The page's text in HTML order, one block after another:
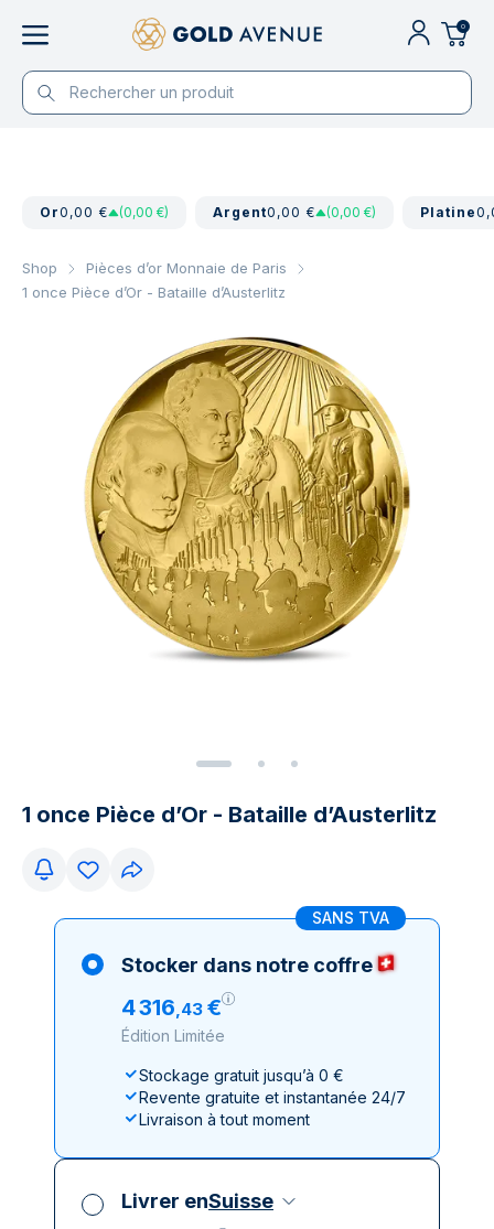
0
Or0,00 € (0,00 €) Argent0,00 € (0,00 €) Platine
Shop
Pièces d’or Monnaie de Paris
1 once Pièce d’Or - Bataille d’Austerlitz
1 once Pièce d’Or - Bataille d’Austerlitz
SANS TVA
Stocker dans notre coffre
4316,43 €
Édition Limitée
Stockage gratuit jusqu’à 0 €
Revente gratuite et instantanée 24/7
Livraison à tout moment
Livrer enSuisse